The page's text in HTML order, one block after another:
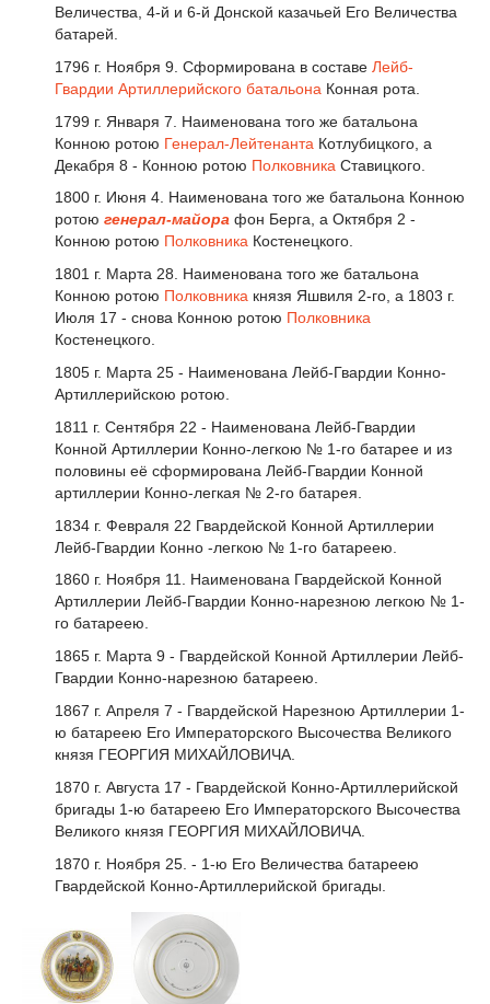
Величества, 4-й и 6-й Донской казачьей Его Величества
батарей.
1796 г. Ноября 9. Сформирована в составе Лейб-
Гвардии Артиллерийского батальона Конная рота.
1799 г. Января 7. Наименована того же батальона
Конною ротою Генерал-Лейтенанта Котлубицкого, а
Декабря 8 - Конною ротою Полковника Ставицкого.
1800 г. Июня 4. Наименована того же батальона Конною
ротою генерал-майора фон Берга, а Октября 2 -
Конною ротою Полковника Костенецкого.
1801 г. Марта 28. Наименована того же батальона
Конною ротою Полковника князя Яшвиля 2-го, а 1803 г.
Июля 17 - снова Конною ротою Полковника
Костенецкого.
1805 г. Марта 25 - Наименована Лейб-Гвардии Конно-
Артиллерийскою ротою.
1811 г. Сентября 22 - Наименована Лейб-Гвардии
Конной Артиллерии Конно-легкою № 1-го батарее и из
половины её сформирована Лейб-Гвардии Конной
артиллерии Конно-легкая № 2-го батарея.
1834 г. Февраля 22 Гвардейской Конной Артиллерии
Лейб-Гвардии Конно -легкою № 1-го батареею.
1860 г. Ноября 11. Наименована Гвардейской Конной
Артиллерии Лейб-Гвардии Конно-нарезною легкою № 1-
го батареею.
1865 г. Марта 9 - Гвардейской Конной Артиллерии Лейб-
Гвардии Конно-нарезною батареею.
1867 г. Апреля 7 - Гвардейской Нарезною Артиллерии 1-
ю батареею Его Императорского Высочества Великого
князя ГЕОРГИЯ МИХАЙЛОВИЧА.
1870 г. Августа 17 - Гвардейской Конно-Артиллерийской
бригады 1-ю батареею Его Императорского Высочества
Великого князя ГЕОРГИЯ МИХАЙЛОВИЧА.
1870 г. Ноября 25. - 1-ю Его Величества батареею
Гвардейской Конно-Артиллерийской бригады.